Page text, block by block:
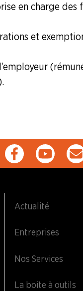
en charge
et
Actualité
Entreprises
Nos Services
La boite à outils